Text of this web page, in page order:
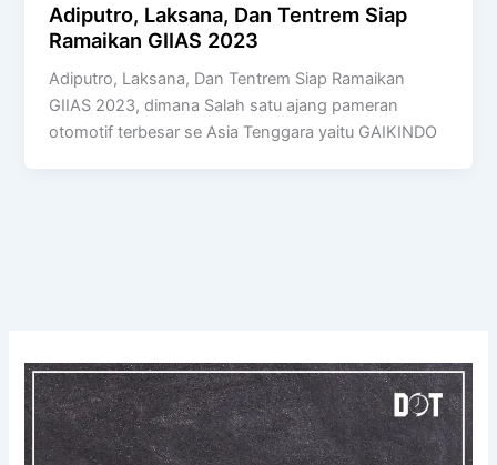
Adiputro, Laksana, Dan Tentrem Siap
Ramaikan GIIAS 2023
Adiputro, Laksana, Dan Tentrem Siap Ramaikan
GIIAS 2023, dimana Salah satu ajang pameran
otomotif terbesar se Asia Tenggara yaitu GAIKINDO